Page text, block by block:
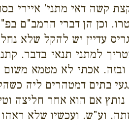
קשה דאי מתני' איירי
וכן הן דברי הרמב"ם
עדיין יש להקל שלא
למתני תנאי בדבר. קתני
אכתי לא מטמא משום
בתים דמטהרים ליה
נותץ אם הוא אחר חליצה
וע"ש. ועכשיו שלא